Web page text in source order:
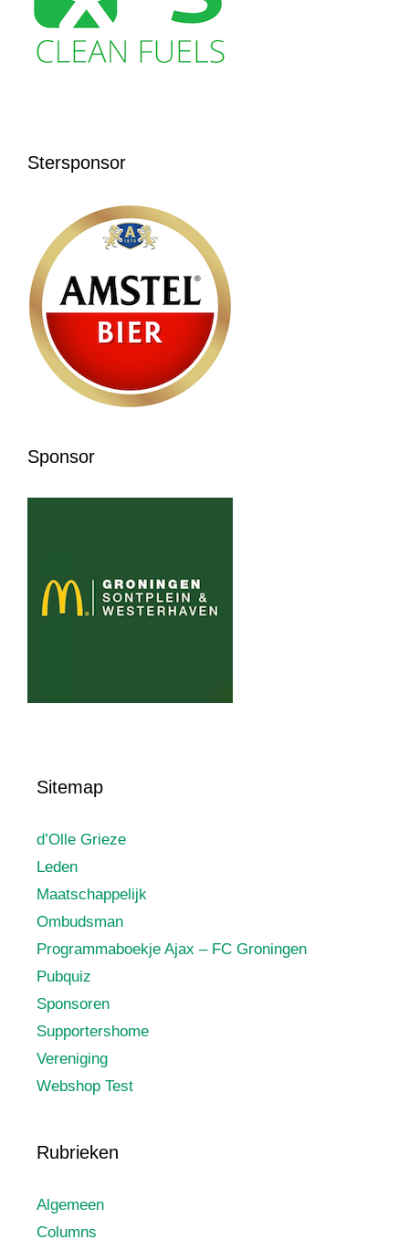
Stersponsor
Sponsor
Sitemap
d’Olle Grieze
Leden
Maatschappelijk
Ombudsman
Programmaboekje Ajax – FC Groningen
Pubquiz
Sponsoren
Supportershome
Vereniging
Webshop Test
Rubrieken
Algemeen
Columns